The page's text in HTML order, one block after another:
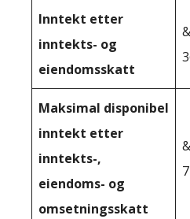
Inntekt etter
inntekts- og
eiendomsskatt
Maksimal disponibel
inntekt etter
inntekts-,
eiendoms- og
omsetningsskatt